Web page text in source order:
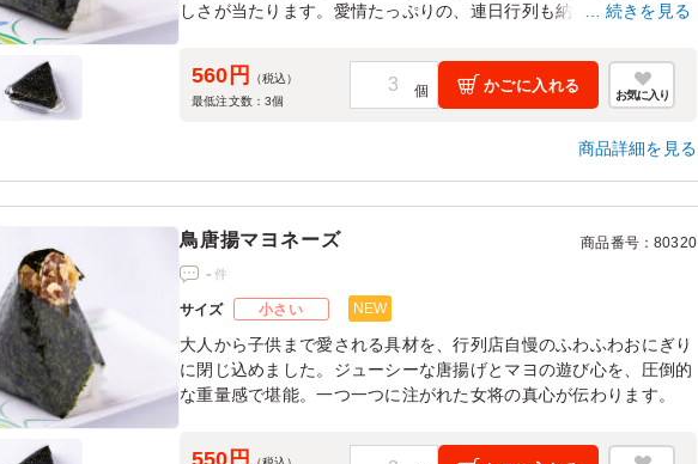
しさが当たります。愛情たっぷりの、連日行列も納得の美味しさで
続きを見る
560円
（税込）
最低注文数：3個
かごに入れる
お気に入り
商品詳細を見る
鳥唐揚マヨネーズ 商品番号：80320
- 件
サイズ 小さい NEW
大人から子供まで愛される具材を、行列店自慢のふわふわおにぎり
に閉じ込めました。ジューシーな唐揚げとマヨの遊び心を、圧倒的
な重量感で堪能。一つ一つに注がれた女将の真心が伝わります。
550円